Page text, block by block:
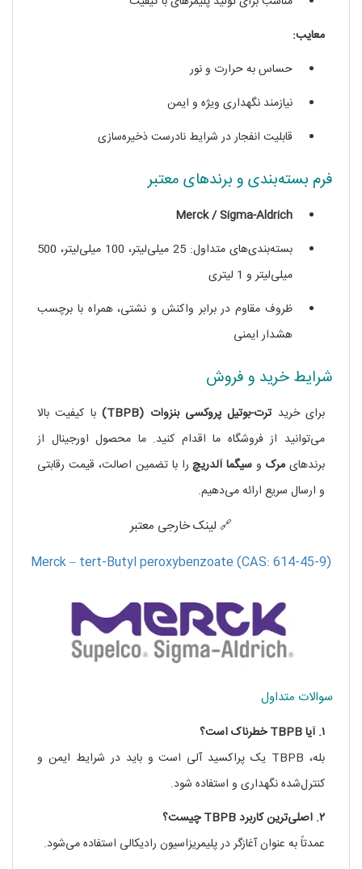
معایب:
حساس به حرارت و نور
نیازمند نگهداری ویژه و ایمن
قابلیت انفجار در شرایط نادرست ذخیره‌سازی
فرم بسته‌بندی و برندهای معتبر
Merck / Sigma-Aldrich
بسته‌بندی‌های متداول: 25 میلی‌لیتر، 100 میلی‌لیتر، 500
میلی‌لیتر و 1 لیتری
ظروف مقاوم در برابر واکنش و نشتی، همراه با برچسب
هشدار ایمنی
شرایط خرید و فروش
برای خریدترت-بوتیل پروکسی بنزوات (TBPB)
با کیفیت بالا
می‌توانید از فروشگاه ما اقدام کنید. ما محصول اورجینال از
برندهای مرکو سیگما آلدریچرا با تضمین اصالت، قیمت رقابتی
و ارسال سریع ارائه می‌دهیم.
🔗 لینک خارجی معتبر
Merck – tert-Butyl peroxybenzoate (CAS: 614-45-9)
سوالات متداول
۱. آیا TBPB خطرناک است؟
بله، TBPB یک پراکسید آلی است و باید در شرایط ایمن و
کنترل‌شده نگهداری و استفاده شود.
۲. اصلی‌ترین کاربرد TBPB چیست؟
عمدتاً به عنوان آغازگر در پلیمریزاسیون رادیکالی استفاده می‌شود.